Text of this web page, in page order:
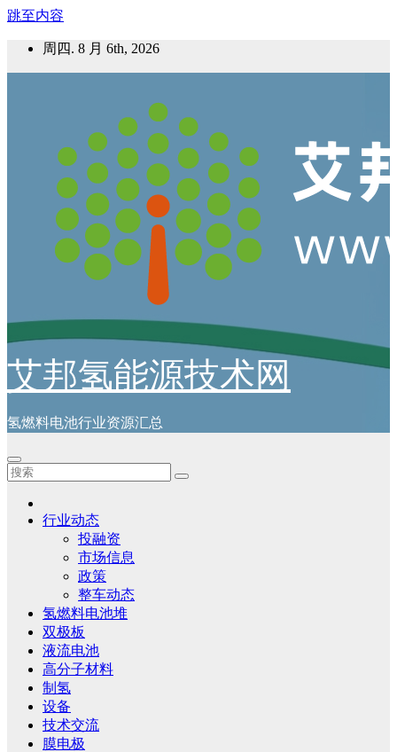
跳至内容
周四. 8 月 6th, 2026
艾邦氢能源技术网
氢燃料电池行业资源汇总
行业动态
投融资
市场信息
政策
整车动态
氢燃料电池堆
双极板
液流电池
高分子材料
制氢
设备
技术交流
膜电极